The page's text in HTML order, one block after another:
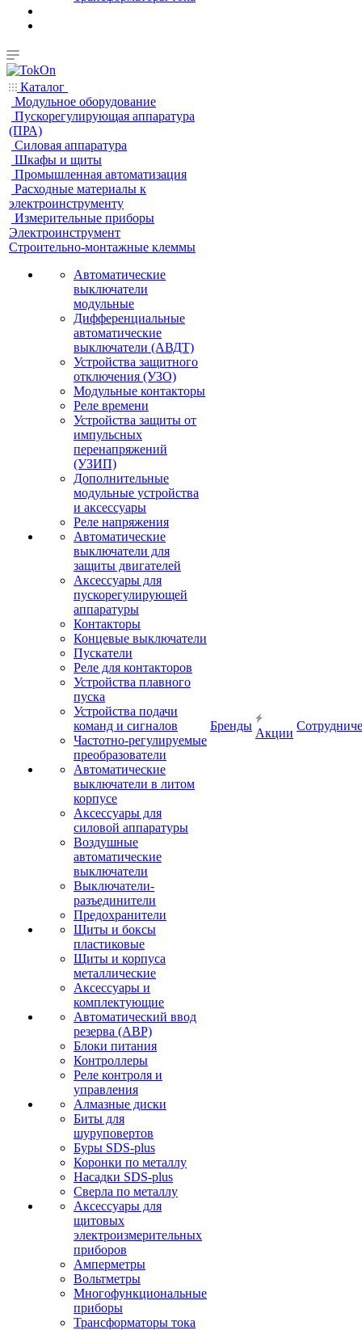
Каталог
Модульное оборудование
Пускорегулирующая аппаратура
(ПРА)
Силовая аппаратура
Шкафы и щиты
Промышленная автоматизация
Расходные материалы к
электроинструменту
Измерительные приборы
Электроинструмент
Строительно-монтажные клеммы
Автоматические
выключатели
модульные
Дифференциальные
автоматические
выключатели (АВДТ)
Устройства защитного
отключения (УЗО)
Модульные контакторы
Реле времени
Устройства защиты от
импульсных
перенапряжений
(УЗИП)
Дополнительные
модульные устройства
и аксессуары
Реле напряжения
Автоматические
выключатели для
защиты двигателей
Аксессуары для
пускорегулирующей
аппаратуры
Контакторы
Концевые выключатели
Пускатели
Реле для контакторов
Устройства плавного
пуска
Устройства подачи
команд и сигналов
Частотно-регулируемые
преобразователи
Автоматические
выключатели в литом
корпусе
Аксессуары для
силовой аппаратуры
Воздушные
автоматические
выключатели
Выключатели-
разъединители
Предохранители
Щиты и боксы
пластиковые
Щиты и корпуса
металлические
Аксессуары и
комплектующие
Автоматический ввод
резерва (АВР)
Блоки питания
Контроллеры
Реле контроля и
управления
Алмазные диски
Биты для
шуруповертов
Буры SDS-plus
Коронки по металлу
Насадки SDS-plus
Сверла по металлу
Аксессуары для
щитовых
электроизмерительных
приборов
Амперметры
Вольтметры
Многофункциональные
приборы
Трансформаторы тока
Бренды
Акции